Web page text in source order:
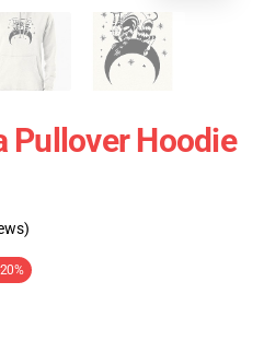
Pullover Hoodie